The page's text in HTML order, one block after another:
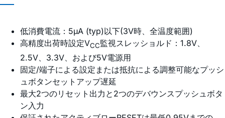
低消費電流：5µA (typ)以下(3V時、全温度範囲)
高精度出荷時設定VCC監視スレッショルド：1.8V、
2.5V、3.3V、および5V電源用
固定/端子による設定または抵抗による調整可能なプッシ
ュボタンセットアップ遅延
最大2つのリセット出力と2つのデバウンスプッシュボタ
ン入力